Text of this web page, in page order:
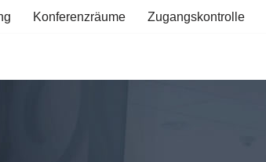
Konferenzräume Zugangskontrolle